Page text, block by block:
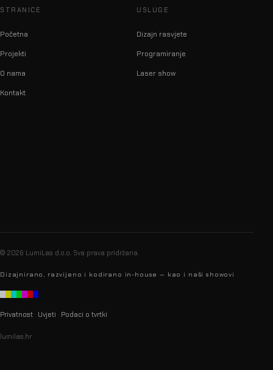
STRANICE
Početna
Projekti
O nama
Kontakt
USLUGE
Dizajn rasvjete
Programiranje
Laser show
© 2026 LumiLas d.o.o. Sva prava pridržana.
Dizajnirano, razvijeno i kodirano in-house — kao i naši showovi
Privatnost · Uvjeti · Podaci o tvrtki
lumilas.hr